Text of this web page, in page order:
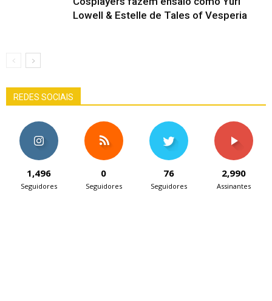
Lowell & Estelle de Tales of Vesperia
REDES SOCIAIS
1,496
Seguidores
0
Seguidores
76
Seguidores
2,990
Assinantes